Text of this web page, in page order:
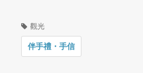
觀光
伴手禮・手信